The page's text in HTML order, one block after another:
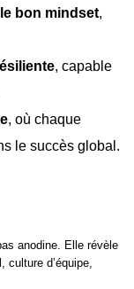
bon mindset,
, capable
, où chaque
le succès global.
anodine. Elle révèle
culture d’équipe,